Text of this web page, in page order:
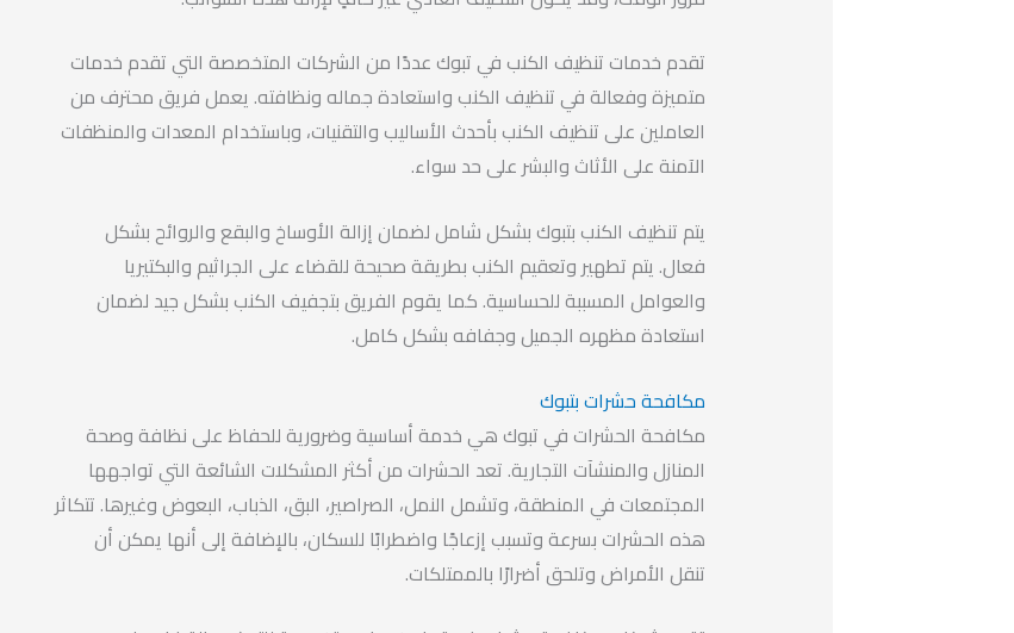
تقدم خدمات تنظيف الكنب في تبوك عددًا من الشركات المتخصصة التي تقدم خدمات
متميزة وفعالة في تنظيف الكنب واستعادة جماله ونظافته. يعمل فريق محترف من
العاملين على تنظيف الكنب بأحدث الأساليب والتقنيات، وباستخدام المعدات والمنظفات
الآمنة على الأثاث والبشر على حد سواء.
يتم تنظيف الكنب بتبوك بشكل شامل لضمان إزالة الأوساخ والبقع والروائح بشكل
فعال. يتم تطهير وتعقيم الكنب بطريقة صحيحة للقضاء على الجراثيم والبكتيريا
والعوامل المسببة للحساسية. كما يقوم الفريق بتجفيف الكنب بشكل جيد لضمان
استعادة مظهره الجميل وجفافه بشكل كامل.
مكافحة حشرات بتبوك
مكافحة الحشرات في تبوك هي خدمة أساسية وضرورية للحفاظ على نظافة وصحة
المنازل والمنشآت التجارية. تعد الحشرات من أكثر المشكلات الشائعة التي تواجهها
المجتمعات في المنطقة، وتشمل النمل، الصراصير، البق، الذباب، البعوض وغيرها. تتكاثر
هذه الحشرات بسرعة وتسبب إزعاجًا واضطرابًا للسكان، بالإضافة إلى أنها يمكن أن
تنقل الأمراض وتلحق أضرارًا بالممتلكات.